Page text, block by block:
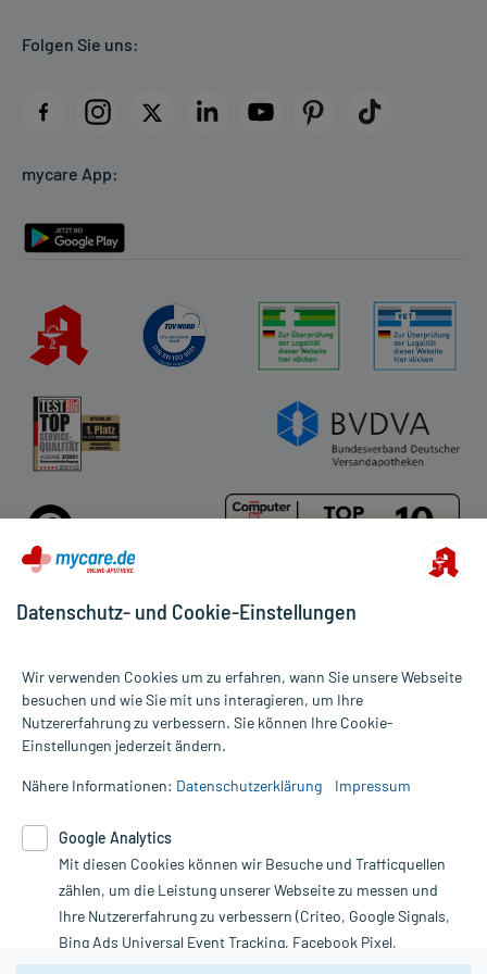
AGB
Datenschutz
Rückgabe/Widerruf
Folgen Sie uns:
mycare App:
Bewertungen mit durchschnittlich 5 von 5 Sternen abgegeben.
Alle Preise gelten inkl. MwSt., ggf. zzgl. Versandkosten
Informationen auf dieser Website werden ausschließlich für
die Untersuchung und Behandlung durch einen Arzt. Bitte
Therapien eingeleitet werden können. | Diese Webseite benutzt
Google Analytics. Lesen Sie bitte dazu die wichtigen Hinweise in
unserer Datenschutzerklärung. Für den Widerruf einer Bestellung
nutzen Sie das Formular:
Vertrag widerrufen
Datenschutz- und Cookie-Einstellungen
Wir verwenden Cookies um zu erfahren, wann Sie unsere Webseite
besuchen und wie Sie mit uns interagieren, um Ihre
Nutzererfahrung zu verbessern. Sie können Ihre Cookie-
Einstellungen jederzeit ändern.
Nähere Informationen: Datenschutzerklärung Impressum
Google Analytics
Mit diesen Cookies können wir Besuche und Trafficquellen
zählen, um die Leistung unserer Webseite zu messen und
Ihre Nutzererfahrung zu verbessern (Criteo, Google Signals,
Bing Ads Universal Event Tracking, Facebook Pixel,
Youtube-Social Plugin).